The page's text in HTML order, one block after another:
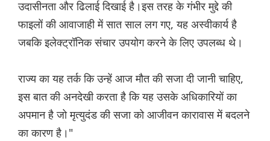
उदासीनता और ढिलाई दिखाई है।इस तरह के गंभीर मुद्दे की
फाइलों की आवाजाही में सात साल लग गए, यह अस्वीकार्य है
जबकि इलेक्ट्रॉनिक संचार उपयोग करने के लिए उपलब्ध थे।
राज्य का यह तर्क कि उन्हें आज मौत की सजा दी जानी चाहिए,
इस बात की अनदेखी करता है कि यह उसके अधिकारियों का
अपमान है जो मृत्युदंड की सजा को आजीवन कारावास में बदलने
का कारण है।"